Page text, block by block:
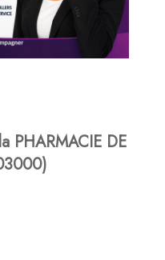
la PHARMACIE DE